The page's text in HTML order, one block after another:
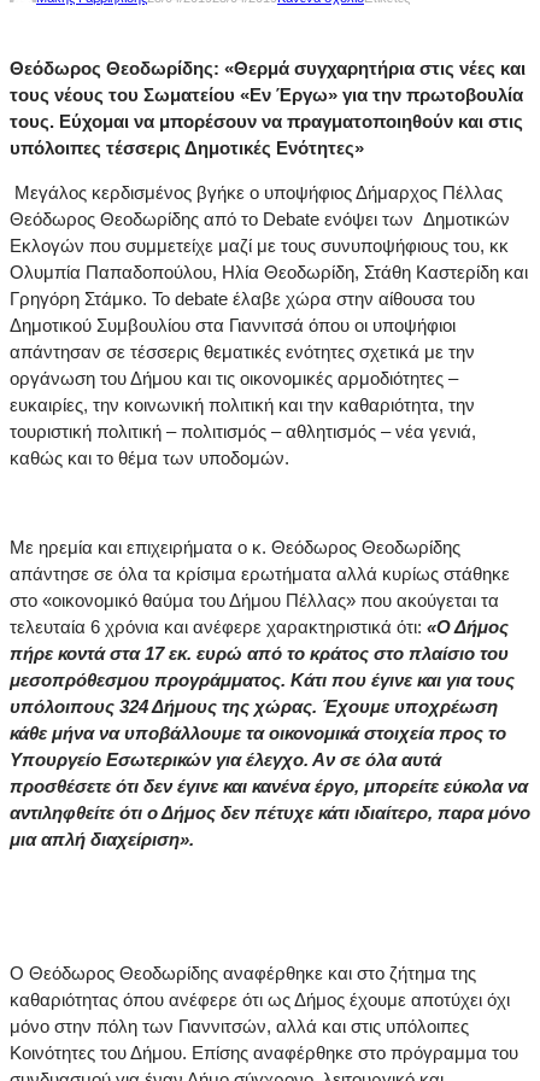
Θεόδωρος Θεοδωρίδης: «Θερμά συγχαρητήρια στις νέες και
τους νέους του Σωματείου «Εν Έργω» για την πρωτοβουλία
τους. Εύχομαι να μπορέσουν να πραγματοποιηθούν και στις
υπόλοιπες τέσσερις Δημοτικές Ενότητες»
Μεγάλος κερδισμένος βγήκε ο υποψήφιος Δήμαρχος Πέλλας
Θεόδωρος Θεοδωρίδης από το Debate ενόψει των Δημοτικών
Εκλογών που συμμετείχε μαζί με τους συνυποψήφιους του, κκ
Ολυμπία Παπαδοπούλου, Ηλία Θεοδωρίδη, Στάθη Καστερίδη και
Γρηγόρη Στάμκο. Το debate έλαβε χώρα στην αίθουσα του
Δημοτικού Συμβουλίου στα Γιαννιτσά όπου οι υποψήφιοι
απάντησαν σε τέσσερις θεματικές ενότητες σχετικά με την
οργάνωση του Δήμου και τις οικονομικές αρμοδιότητες –
ευκαιρίες, την κοινωνική πολιτική και την καθαριότητα, την
τουριστική πολιτική – πολιτισμός – αθλητισμός – νέα γενιά,
καθώς και το θέμα των υποδομών.
Με ηρεμία και επιχειρήματα ο κ. Θεόδωρος Θεοδωρίδης
απάντησε σε όλα τα κρίσιμα ερωτήματα αλλά κυρίως στάθηκε
στο «οικονομικό θαύμα του Δήμου Πέλλας» που ακούγεται τα
τελευταία 6 χρόνια και ανέφερε χαρακτηριστικά ότι: «Ο Δήμος
πήρε κοντά στα 17 εκ. ευρώ από το κράτος στο πλαίσιο του
μεσοπρόθεσμου προγράμματος. Κάτι που έγινε και για τους
υπόλοιπους 324 Δήμους της χώρας. Έχουμε υποχρέωση
κάθε μήνα να υποβάλλουμε τα οικονομικά στοιχεία προς το
Υπουργείο Εσωτερικών για έλεγχο. Αν σε όλα αυτά
προσθέσετε ότι δεν έγινε και κανένα έργο, μπορείτε εύκολα να
αντιληφθείτε ότι ο Δήμος δεν πέτυχε κάτι ιδιαίτερο, παρα μόνο
μια απλή διαχείριση».
Ο Θεόδωρος Θεοδωρίδης αναφέρθηκε και στο ζήτημα της
καθαριότητας όπου ανέφερε ότι ως Δήμος έχουμε αποτύχει όχι
μόνο στην πόλη των Γιαννιτσών, αλλά και στις υπόλοιπες
Κοινότητες του Δήμου. Επίσης αναφέρθηκε στο πρόγραμμα του